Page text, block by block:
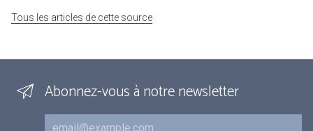
Tous les articles de cette source
Abonnez-vous à notre newsletter
Courriel